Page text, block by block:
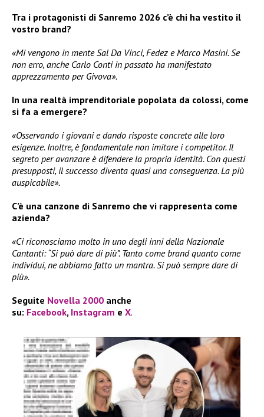
Tra i protagonisti di Sanremo 2026 c’è chi ha vestito il
vostro brand?
«Mi vengono in mente Sal Da Vinci, Fedez e Marco Masini. Se
non erro, anche Carlo Conti in passato ha manifestato
apprezzamento per Givova».
In una realtà imprenditoriale popolata da colossi, come
si fa a emergere?
«Osservando i giovani e dando risposte concrete alle loro
esigenze. Inoltre, è fondamentale non imitare i competitor. Il
segreto per avanzare è difendere la propria identità. Con questi
presupposti, il successo diventa quasi una conseguenza. La più
auspicabile».
C’è una canzone di Sanremo che vi rappresenta come
azienda?
«Ci riconosciamo molto in uno degli inni della Nazionale
Cantanti: “Si può dare di più”. Tanto come brand quanto come
individui, ne abbiamo fatto un mantra. Si può sempre dare di
più».
Seguite Novella 2000 anche
su: Facebook, Instagram e X.